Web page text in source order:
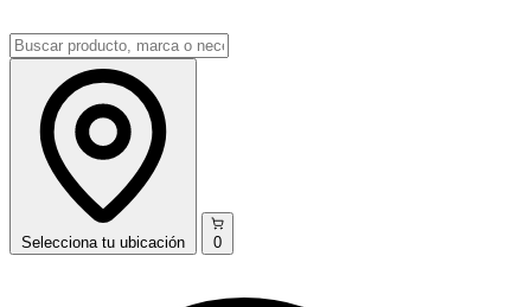
Selecciona tu ubicación 0